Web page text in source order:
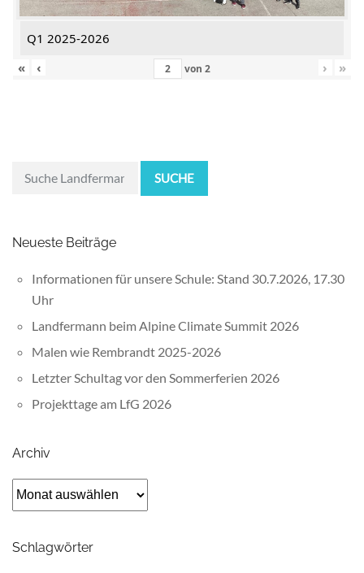
Q1 2025-2026
«
‹ von 2 › »
SUCHE
Neueste Beiträge
Informationen für unsere Schule: Stand 30.7.2026, 17.30
Uhr
Landfermann beim Alpine Climate Summit 2026
Malen wie Rembrandt 2025-2026
Letzter Schultag vor den Sommerferien 2026
Projekttage am LfG 2026
Archiv
Archiv
Schlagwörter